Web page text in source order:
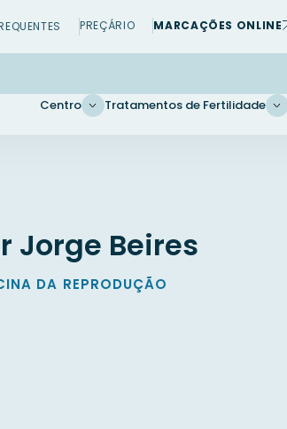
PREÇÁRIO MARCAÇÕES ONLINE
Centro Tratamentos de Fertilidade
Jorge Beires
DA REPRODUÇÃO